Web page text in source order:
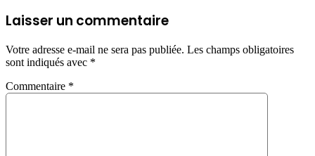
Laisser un commentaire
Votre adresse e-mail ne sera pas publiée. Les champs obligatoires
sont indiqués avec *
Commentaire *